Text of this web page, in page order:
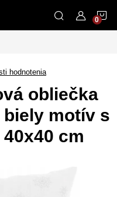
hodnotenia
obliečka
motív s
cm